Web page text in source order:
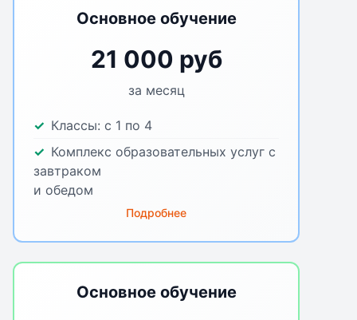
Основное обучение
21 000 руб
за месяц
Классы: с 1 по 4
Комплекс образовательных услуг с
завтраком
и обедом
Подробнее
Основное обучение